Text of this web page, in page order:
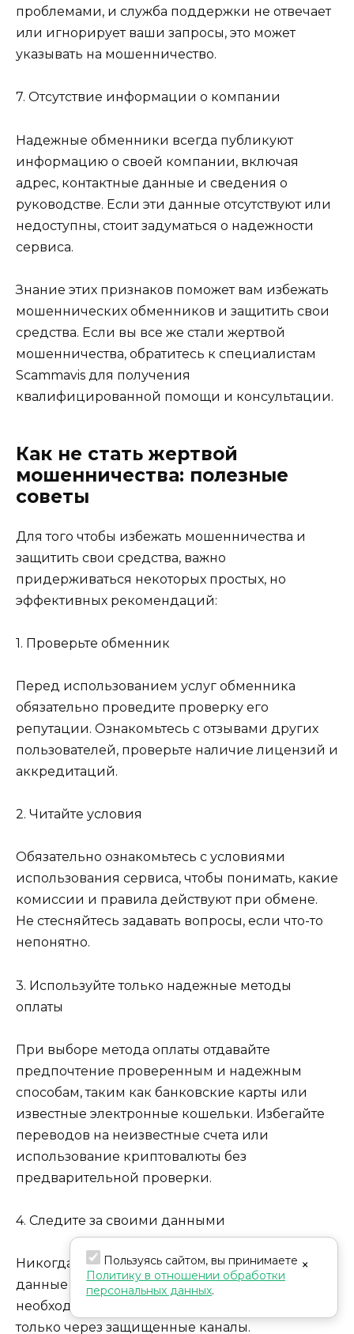
проблемами, и служба поддержки не отвечает
или игнорирует ваши запросы, это может
указывать на мошенничество.
7. Отсутствие информации о компании
Надежные обменники всегда публикуют
информацию о своей компании, включая
адрес, контактные данные и сведения о
руководстве. Если эти данные отсутствуют или
недоступны, стоит задуматься о надежности
сервиса.
Знание этих признаков поможет вам избежать
мошеннических обменников и защитить свои
средства. Если вы все же стали жертвой
мошенничества, обратитесь к специалистам
Scammavis для получения
квалифицированной помощи и консультации.
Как не стать жертвой
мошенничества: полезные
советы
Для того чтобы избежать мошенничества и
защитить свои средства, важно
придерживаться некоторых простых, но
эффективных рекомендаций:
1. Проверьте обменник
Перед использованием услуг обменника
обязательно проведите проверку его
репутации. Ознакомьтесь с отзывами других
пользователей, проверьте наличие лицензий и
аккредитаций.
2. Читайте условия
Обязательно ознакомьтесь с условиями
использования сервиса, чтобы понимать, какие
комиссии и правила действуют при обмене.
Не стесняйтесь задавать вопросы, если что-то
непонятно.
3. Используйте только надежные методы
оплаты
При выборе метода оплаты отдавайте
предпочтение проверенным и надежным
способам, таким как банковские карты или
известные электронные кошельки. Избегайте
переводов на неизвестные счета или
использование криптовалюты без
предварительной проверки.
4. Следите за своими данными
Никогда не предоставляйте свои личные
данные и данные для доступа к кошелькам без
необходимости. Обменивайте информацию
только через защищенные каналы.
×
Пользуясь сайтом, вы принимаете
Политику в отношении обработки
персональных данных.